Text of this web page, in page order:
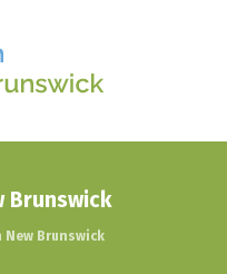
Brunswick
New Brunswick